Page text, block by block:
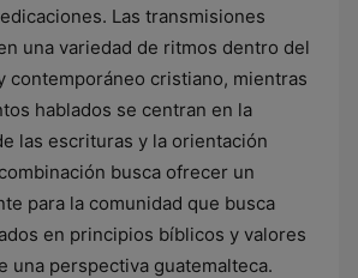
Las transmisiones
una variedad de ritmos dentro del
contemporáneo cristiano, mientras
hablados se centran en la
las escrituras y la orientación
busca ofrecer un
para la comunidad que busca
en principios bíblicos y valores
una perspectiva guatemalteca.